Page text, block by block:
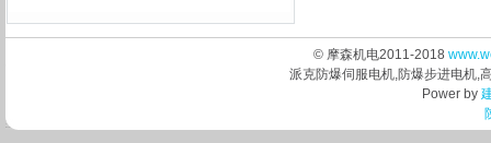
© 摩森机电2011-2018
派克防爆伺服电机,防爆步进电机,
Power by